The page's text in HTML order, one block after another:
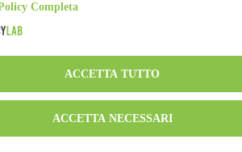
Completa
ACCETTA TUTTO
ACCETTA NECESSARI